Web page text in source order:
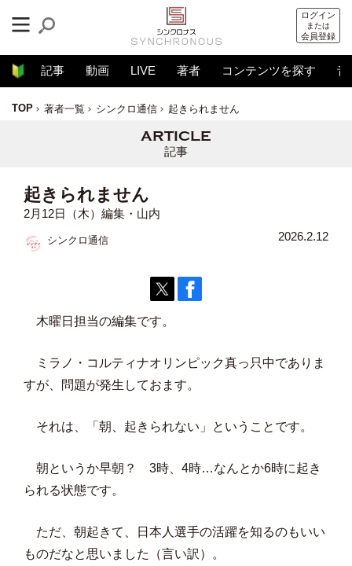
ログイン
または
会員登録
記事 動画 LIVE 著者 コンテンツを探す 音
TOP 著者一覧 シンクロ通信 起きられません
記事
起きられません
2月12日（木）編集・山内
シンクロ通信 2026.2.12
木曜日担当の編集です。
ミラノ・コルティナオリンピック真っ只中でありま
すが、問題が発生しておます。
それは、「朝、起きられない」ということです。
朝というか早朝？ 3時、4時…なんとか6時に起き
られる状態です。
ただ、朝起きて、日本人選手の活躍を知るのもいい
ものだなと思いました（言い訳）。